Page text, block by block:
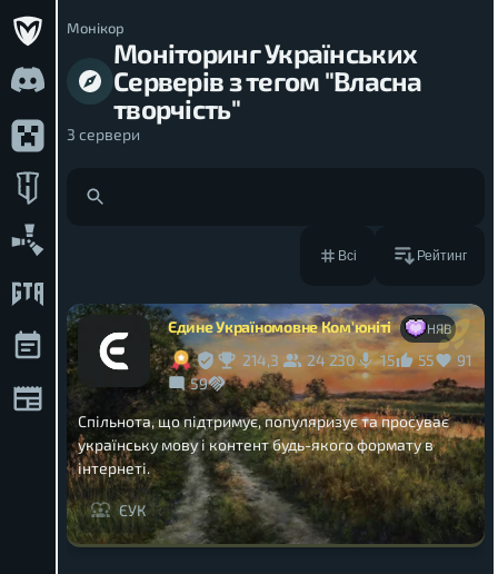
Монікор
Моніторинг Українських
Серверів з тегом "Власна
творчість"
3 сервери
Всі Рейтинг
Єдине Україномовне Ком'юніті НЯВ
214,3 24 230 15 55
91
59
Спільнота, що підтримує, популяризує та просуває
українську мову і контент будь-якого формату в
інтернеті.
ЄУК